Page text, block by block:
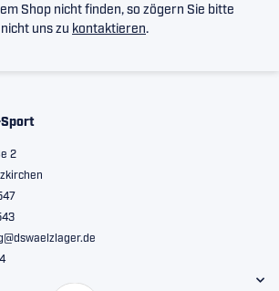
Shop nicht finden, so zögern Sie bitte
nicht uns zu kontaktieren.
Sport
2